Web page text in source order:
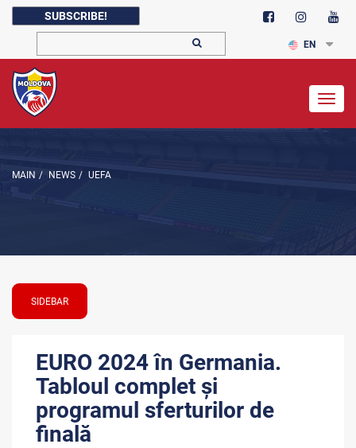
SUBSCRIBE!
EN
MAIN / NEWS / UEFA
SIDEBAR
EURO 2024 în Germania.
Tabloul complet și
programul sferturilor de
finală